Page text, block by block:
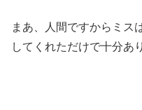
まあ、人間ですからミス
してくれただけで十分あ